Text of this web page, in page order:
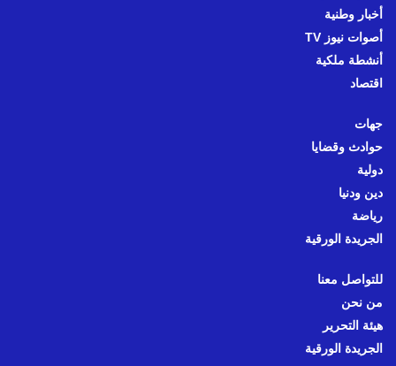
أخبار وطنية
أصوات نيوز TV
أنشطة ملكية
اقتصاد
جهات
حوادث وقضايا
دولية
دين ودنيا
رياضة
الجريدة الورقية
للتواصل معنا
من نحن
هيئة التحرير
الجريدة الورقية